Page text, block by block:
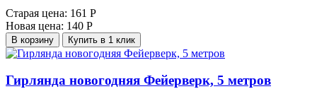
Старая цена: 161 Р
Новая цена: 140 Р
В корзину Купить в 1 клик
Гирлянда новогодняя Фейерверк, 5 метров